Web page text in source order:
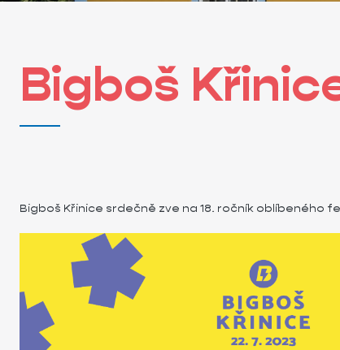
Bigboš
Bigboš Křinice srdečně zve na 18. ročník